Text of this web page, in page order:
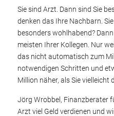
Sie sind Arzt. Dann sind Sie
denken das Ihre Nachbarn.
besonders wohlhabend?
meisten Ihrer Kollegen. Nur
das nicht automatisch zum
notwendigen Schritten und
Million näher, als Sie vielleicht
Jörg Wrobbel, Finanzberater
Arzt viel Geld verdienen und